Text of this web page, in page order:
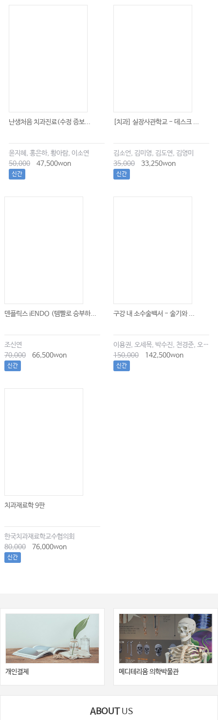
난생처음 치과진료(수정 증보...
윤지혜, 홍은하, 황아람, 이소연
50,000
47,500won
신간
[치과] 실장사관학교 - 데스크 ...
김소언, 김미영, 김도연, 김영미
35,000
33,250won
신간
덴플릭스 iENDO (템빨로 승부하...
조신연
70,000
66,500won
신간
구강 내 소수술백서 - 술기와 ...
이용권, 오세목, 박수진, 천경준, 오한솔
150,000
142,500won
신간
치과재료학 9판
한국치과재료학교수협의회
80,000
76,000won
신간
개인결제 메디테리움 의학박물관
ABOUT US